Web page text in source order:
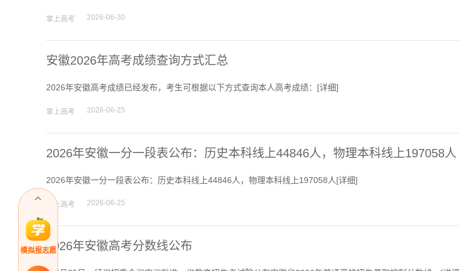
模拟报志愿
掌上高考 2026-06-30
安徽2026年高考成绩查询方式汇总
2026年安徽高考成绩已经发布，考生可根据以下方式查询本人高考成绩：[详细]
掌上高考 2026-06-25
2026年安徽一分一段表公布：历史本科线上44846人，物理本科线上197058人
2026年安徽一分一段表公布：历史本科线上44846人，物理本科线上197058人[详细]
掌上高考 2026-06-25
2026年安徽高考分数线公布